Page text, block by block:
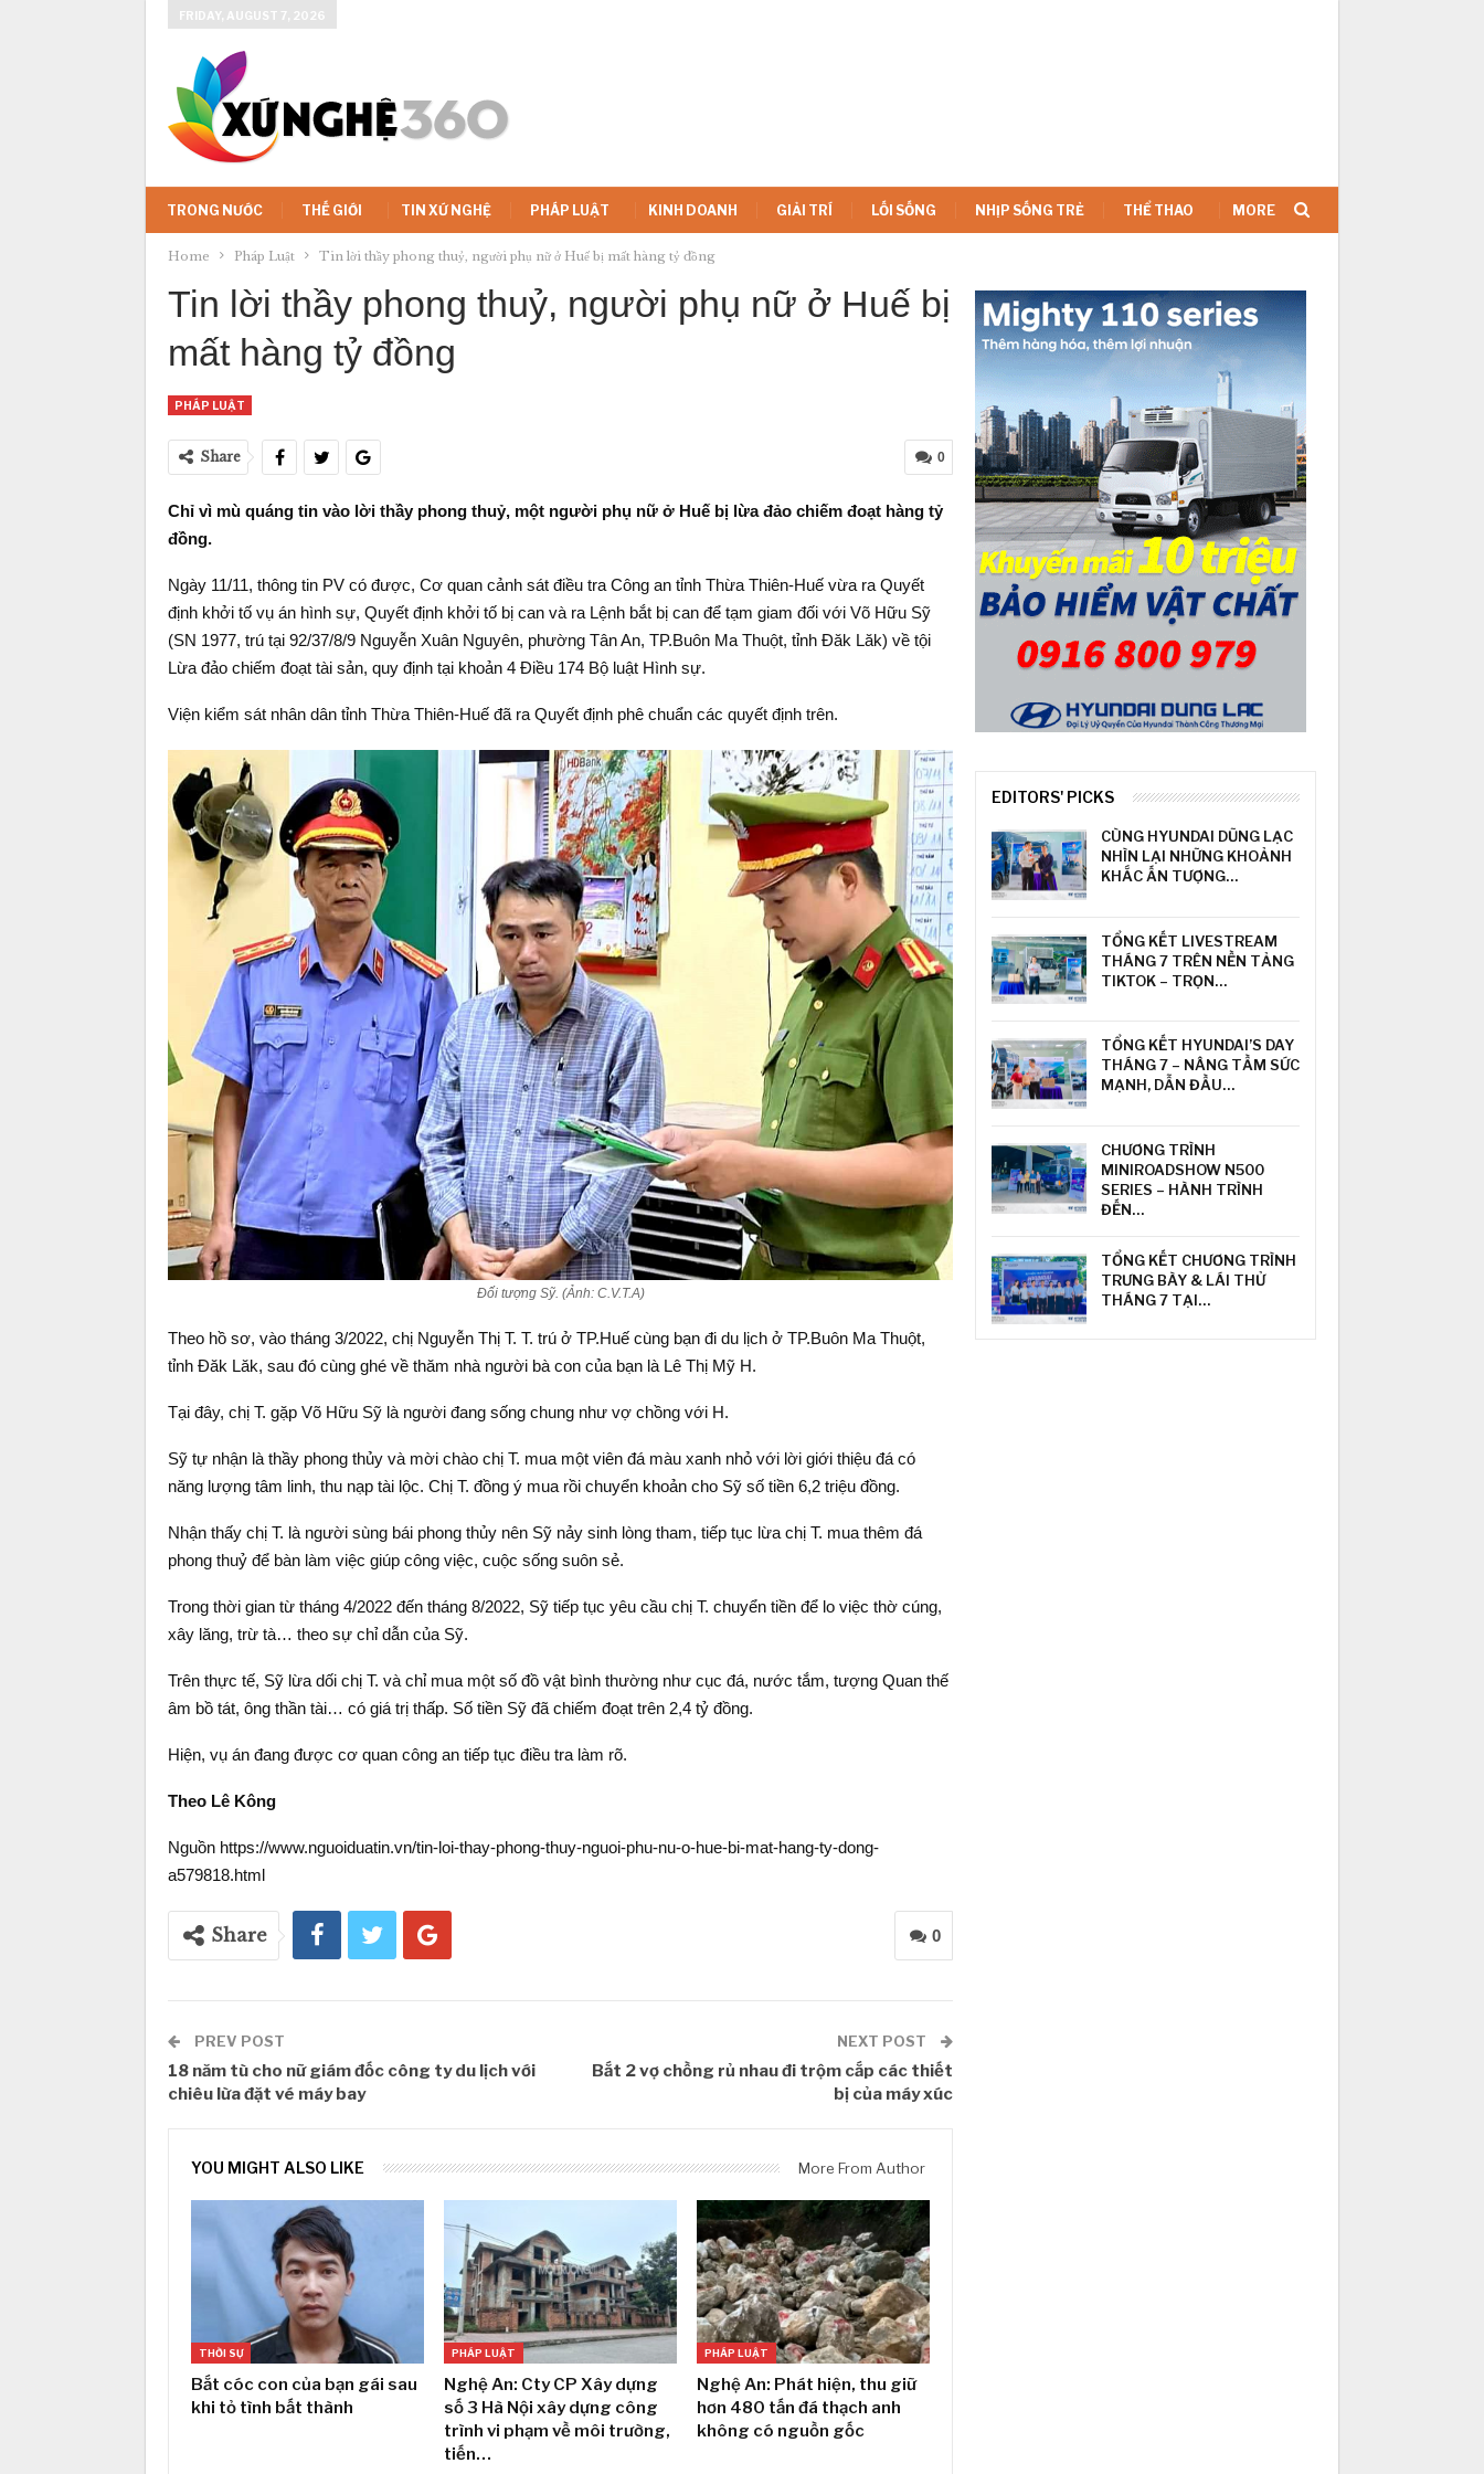
FRIDAY, AUGUST 7, 2026
TRONG NƯỚC THẾ GIỚI TIN XỨ NGHỆ PHÁP LUẬT KINH DOANH GIẢI TRÍ LỐI SỐNG NHỊP SỐNG TRẺ THỂ THAO MORE
Home Pháp Luật Tin lời thầy phong thuỷ, người phụ nữ ở Huế bị mất hàng tỷ đồng
Tin lời thầy phong thuỷ, người phụ nữ ở Huế bị
mất hàng tỷ đồng
PHÁP LUẬT
0
Share
Chỉ vì mù quáng tin vào lời thầy phong thuỷ, một người phụ nữ ở Huế bị lừa đảo chiếm đoạt hàng tỷ
đồng.
Ngày 11/11, thông tin PV có được, Cơ quan cảnh sát điều tra Công an tỉnh Thừa Thiên-Huế vừa ra Quyết
định khởi tố vụ án hình sự, Quyết định khởi tố bị can và ra Lệnh bắt bị can để tạm giam đối với Võ Hữu Sỹ
(SN 1977, trú tại 92/37/8/9 Nguyễn Xuân Nguyên, phường Tân An, TP.Buôn Ma Thuột, tỉnh Đăk Lăk) về tội
Lừa đảo chiếm đoạt tài sản, quy định tại khoản 4 Điều 174 Bộ luật Hình sự.
Viện kiểm sát nhân dân tỉnh Thừa Thiên-Huế đã ra Quyết định phê chuẩn các quyết định trên.
Đối tượng Sỹ. (Ảnh: C.V.T.A)
Theo hồ sơ, vào tháng 3/2022, chị Nguyễn Thị T. T. trú ở TP.Huế cùng bạn đi du lịch ở TP.Buôn Ma Thuột,
tỉnh Đăk Lăk, sau đó cùng ghé về thăm nhà người bà con của bạn là Lê Thị Mỹ H.
Tại đây, chị T. gặp Võ Hữu Sỹ là người đang sống chung như vợ chồng với H.
Sỹ tự nhận là thầy phong thủy và mời chào chị T. mua một viên đá màu xanh nhỏ với lời giới thiệu đá có
năng lượng tâm linh, thu nạp tài lộc. Chị T. đồng ý mua rồi chuyển khoản cho Sỹ số tiền 6,2 triệu đồng.
Nhận thấy chị T. là người sùng bái phong thủy nên Sỹ nảy sinh lòng tham, tiếp tục lừa chị T. mua thêm đá
phong thuỷ để bàn làm việc giúp công việc, cuộc sống suôn sẻ.
Trong thời gian từ tháng 4/2022 đến tháng 8/2022, Sỹ tiếp tục yêu cầu chị T. chuyển tiền để lo việc thờ cúng,
xây lăng, trừ tà… theo sự chỉ dẫn của Sỹ.
Trên thực tế, Sỹ lừa dối chị T. và chỉ mua một số đồ vật bình thường như cục đá, nước tắm, tượng Quan thế
âm bồ tát, ông thần tài… có giá trị thấp. Số tiền Sỹ đã chiếm đoạt trên 2,4 tỷ đồng.
Hiện, vụ án đang được cơ quan công an tiếp tục điều tra làm rõ.
Theo Lê Kông
Nguồn https://www.nguoiduatin.vn/tin-loi-thay-phong-thuy-nguoi-phu-nu-o-hue-bi-mat-hang-ty-dong-
a579818.html
0
Share
PREV POST
18 năm tù cho nữ giám đốc công ty du lịch với
chiêu lừa đặt vé máy bay
NEXT POST
Bắt 2 vợ chồng rủ nhau đi trộm cắp các thiết
bị của máy xúc
YOU MIGHT ALSO LIKE More From Author
THỜI SỰ
Bắt cóc con của bạn gái sau
khi tỏ tình bất thành
PHÁP LUẬT
Nghệ An: Cty CP Xây dựng
số 3 Hà Nội xây dựng công
trình vi phạm về môi trường,
tiến…
PHÁP LUẬT
Nghệ An: Phát hiện, thu giữ
hơn 480 tấn đá thạch anh
không có nguồn gốc
EDITORS' PICKS
CÙNG HYUNDAI DŨNG LẠC
NHÌN LẠI NHỮNG KHOẢNH
KHẮC ẤN TƯỢNG…
TỔNG KẾT LIVESTREAM
THÁNG 7 TRÊN NỀN TẢNG
TIKTOK – TRỌN…
TỔNG KẾT HYUNDAI’S DAY
THÁNG 7 – NÂNG TẦM SỨC
MẠNH, DẪN ĐẦU…
CHƯƠNG TRÌNH
MINIROADSHOW N500
SERIES – HÀNH TRÌNH
ĐẾN…
TỔNG KẾT CHƯƠNG TRÌNH
TRƯNG BÀY & LÁI THỬ
THÁNG 7 TẠI…